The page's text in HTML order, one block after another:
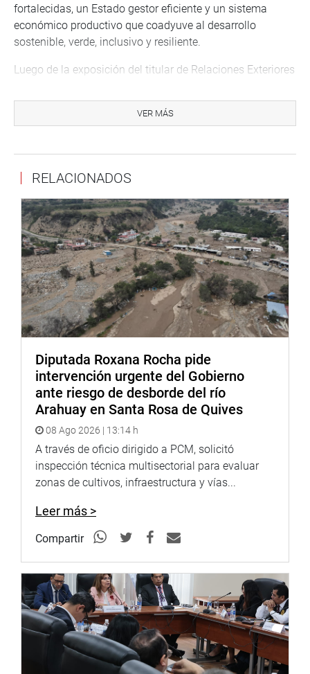
fortalecidas, un Estado gestor eficiente y un sistema
económico productivo que coadyuve al desarrollo
sostenible, verde, inclusivo y resiliente.
Luego de la exposición del titular de Relaciones Exteriores
congresistas miembros de la comisión, Flores Ruiz,
Málaga Trillo, Soto Palacios, Bazán Narro y del propio
preocupación respecto a que en el pedido de delegación
de facultades en materia tributaria, fiscal, financiera y de
reactivación económica presentado por el Poder Ejecutivo
se hace referencia a la OCDE y a que la tasa impositiva
promedio del Perú es la más baja de los países
miembros. Para el congresista debe tenerse en cuenta los
efectos de aumentar la presión tributaria al reducido
sector formal, teniendo en cuenta que en el Perú la
informalidad es cercana al 70%.
Comisión Especial de Seguimiento para la Incorporación
del Perú
a la Organización para la Cooperación y El Desarrollo
Económicos (CESIP – OCDE)
VER MÁS
RELACIONADOS
Diputada Roxana Rocha pide
intervención urgente del Gobierno
ante riesgo de desborde del río
Arahuay en Santa Rosa de Quives
08 Ago 2026 | 13:14 h
A través de oficio dirigido a PCM, solicitó
inspección técnica multisectorial para evaluar
zonas de cultivos, infraestructura y vías...
Leer más >
Compartir